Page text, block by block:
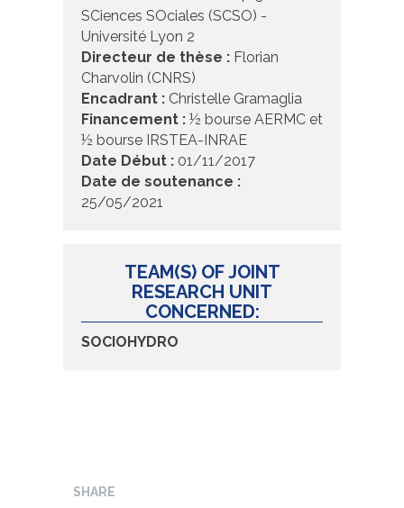
SCiences SOciales (SCSO) -
Université Lyon 2
Directeur de thèse : Florian
Charvolin (CNRS)
Encadrant : Christelle Gramaglia
Financement : ½ bourse AERMC et
½ bourse IRSTEA-INRAE
Date Début : 01/11/2017
Date de soutenance :
25/05/2021
TEAM(S) OF JOINT
RESEARCH UNIT
CONCERNED:
SOCIOHYDRO
SHARE